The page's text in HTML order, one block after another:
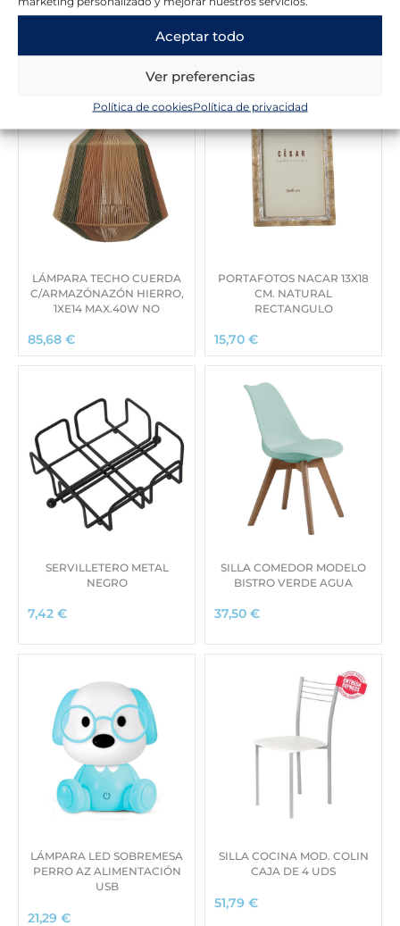
Aceptar todo
Ver preferencias
Política de cookiesPolítica de privacidad
Novedades en la tienda
LÁMPARA TECHO CUERDA
C/ARMAZÓNAZÓN HIERRO,
1XE14 MAX.40W NO
85,68 €
PORTAFOTOS NACAR 13X18
CM. NATURAL
RECTANGULO
15,70 €
SERVILLETERO METAL
NEGRO
7,42 €
SILLA COMEDOR MODELO
BISTRO VERDE AGUA
37,50 €
LÁMPARA LED SOBREMESA
PERRO AZ ALIMENTACIÓN
USB
21,29 €
SILLA COCINA MOD. COLIN
CAJA DE 4 UDS
51,79 €